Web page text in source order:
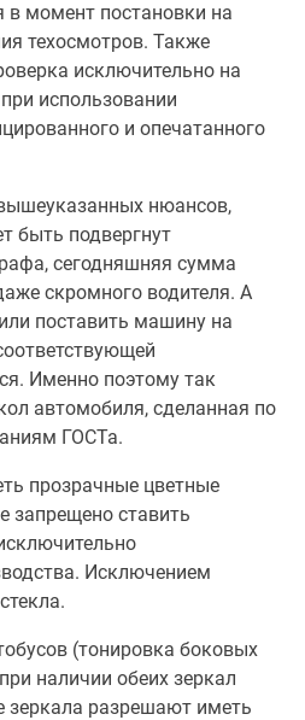
в момент постановки на
техосмотров. Также
исключительно на
использовании
и опечатанного
нюансов,
быть подвергнут
сегодняшняя сумма
скромного водителя. А
поставить машину на
Именно поэтому так
автомобиля, сделанная по
ГОСТа.
прозрачные цветные
запрещено ставить
Исключением
(тонировка боковых
наличии обеих зеркал
зеркала разрешают иметь